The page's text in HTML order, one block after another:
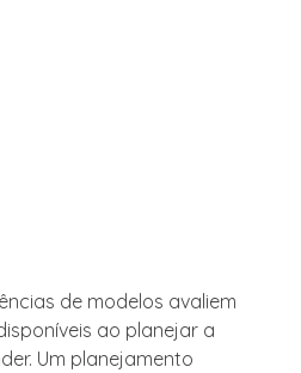
de modelos avaliem
ao planejar a
Um planejamento